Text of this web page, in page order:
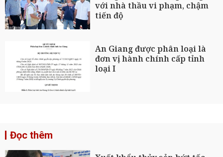
với nhà thầu vi phạm, chậm
tiến độ
An Giang được phân loại là
đơn vị hành chính cấp tỉnh
loại I
Đọc thêm